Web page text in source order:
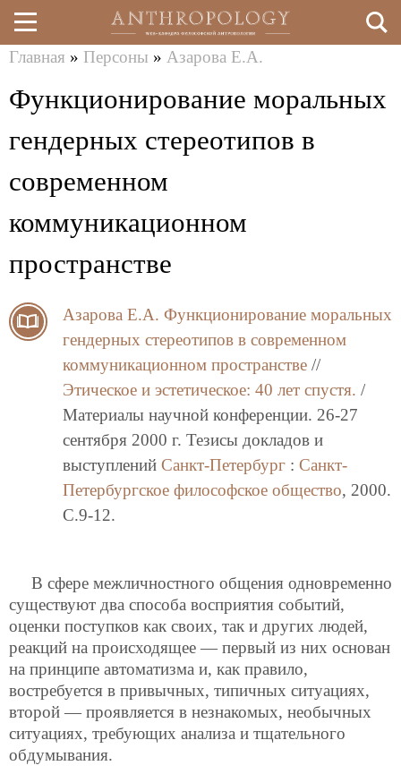
Перейти
к
здесь
Главная » Персоны » Азарова Е.А.
Функционирование моральных
гендерных стереотипов в
современном
коммуникационном
пространстве
Азарова Е.А. Функционирование моральных
гендерных стереотипов в современном
коммуникационном пространстве //
Этическое и эстетическое: 40 лет спустя. /
Материалы научной конференции. 26-27
сентября 2000 г. Тезисы докладов и
выступлений Санкт-Петербург : Санкт-
Петербургское философское общество, 2000.
C.9-12.
В сфере межличностного общения одновременно
существуют два способа восприятия событий,
оценки поступков как своих, так и других людей,
реакций на происходящее — первый из них основан
на принципе автоматизма и, как правило,
востребуется в привычных, типичных ситуациях,
второй — проявляется в незнакомых, необычных
ситуациях, требующих анализа и тщательного
обдумывания.